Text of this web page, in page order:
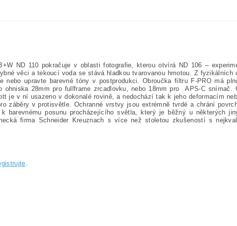
ND 110 pokračuje v oblasti fotografie, kterou otvírá ND 106 –
věci a tekoucí voda se stává hladkou tvarovanou hmotou. Z fyzikálních
upravte barevné tóny v postprodukci. Obroučka filtru F-PRO má
28mm pro fullframe zrcadlovku, nebo 18mm pro APS-C snímač.
je v ní usazeno v dokonalé rovině, a nedochází tak k jeho deformacím
v protisvětle. Ochranné vrstvy jsou extrémně tvrdé a chrání
posunu procházejícího světla, který je běžný u některých
firma Schneider Kreuznach s více než stoletou zkušeností s
.